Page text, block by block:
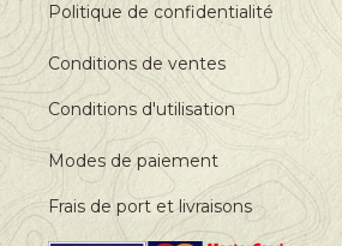
Politique de confidentialité
Conditions de ventes
Conditions d'utilisation
Modes de paiement
Frais de port et livraisons